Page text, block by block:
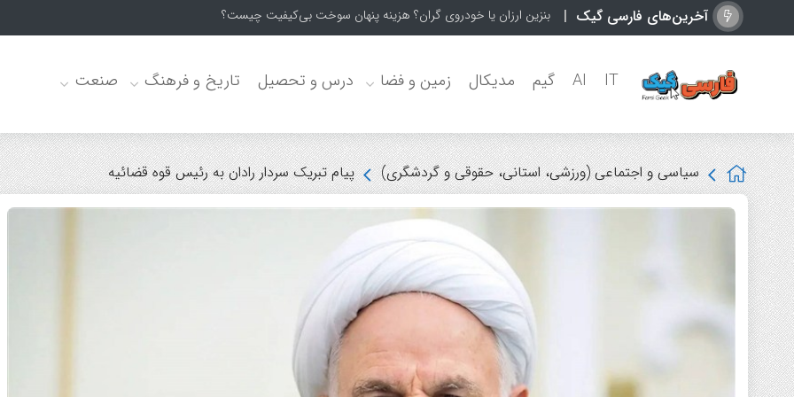
آخرین‌های فارسی گیک ح
IT
AI گیم مدیکال زمین و فضا درس و تحصیل تاریخ و فرهنگ صنعت
سیاسی و اجتماعی (ورزشی، استانی، حقوقی و گردشگری) پیام تبریک سردار رادان به رئیس قوه قضائیه